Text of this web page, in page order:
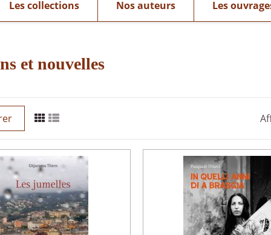
Les collections Nos auteurs Les
et nouvelles